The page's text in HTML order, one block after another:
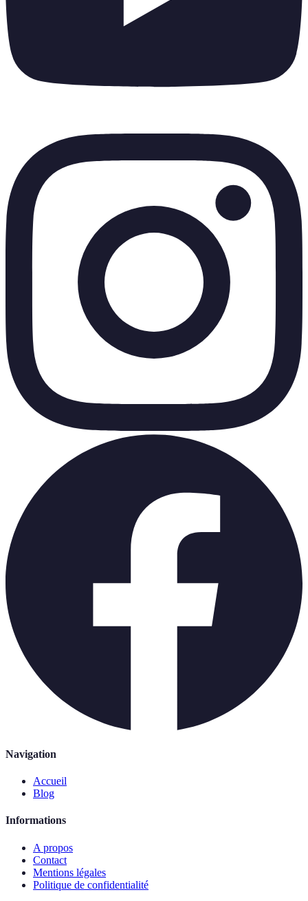
Navigation
Accueil
Blog
Informations
A propos
Contact
Mentions légales
Politique de confidentialité